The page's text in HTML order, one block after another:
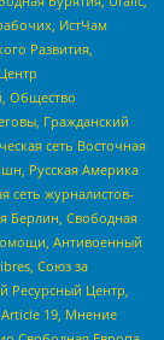
ИстЧам
Развития,
Общество
Гражданский
сеть Восточная
Русская Америка
сеть журналистов-
Берлин, Свободная
Антивоенный
Союз за
Ресурсный Центр,
19, Мнение